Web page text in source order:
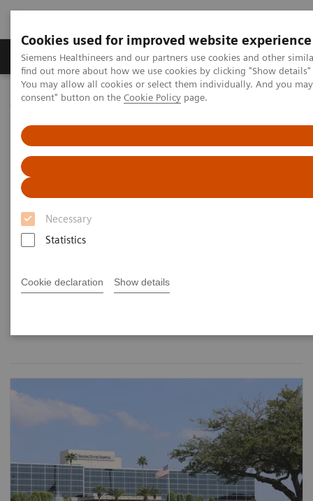
Cookies used for improved website experience
Siemens Healthineers and our partners use cookies and other
find out more about how we use cookies by clicking "Show
You may allow all cookies or select them individually. And you
consent" button on the Cookie Policy page.
Necessary
Statistics
Cookie declaration Show details
Продукція та сервіси Клінічні галузі
Домашня
ІТ в охороні здоров'я
Laboratory Diagnostics IT -
Case Studies